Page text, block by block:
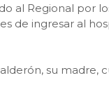
al Regional por
de ingresar al
su madre,